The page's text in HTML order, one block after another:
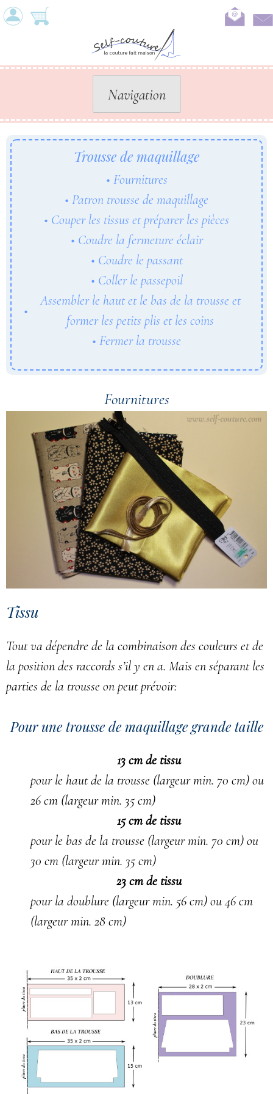
Skip
Navigation
Trousse de maquillage
Fournitures
Patron trousse de maquillage
Couper les tissus et préparer les pièces
Coudre la fermeture éclair
Coudre le passant
Coller le passepoil
Assembler le haut et le bas de la trousse et
former les petits plis et les coins
Fermer la trousse
Fournitures
Tissu
Tout va dépendre de la combinaison des couleurs et de
la position des raccords s’il y en a. Mais en séparant les
parties de la trousse on peut prévoir:
Pour une trousse de maquillage grande taille
13 cm de tissu
pour le haut de la trousse (largeur min. 70 cm) ou
26 cm (largeur min. 35 cm)
15 cm de tissu
pour le bas de la trousse (largeur min. 70 cm) ou
30 cm (largeur min. 35 cm)
23 cm de tissu
pour la doublure (largeur min. 56 cm) ou 46 cm
(largeur min. 28 cm)